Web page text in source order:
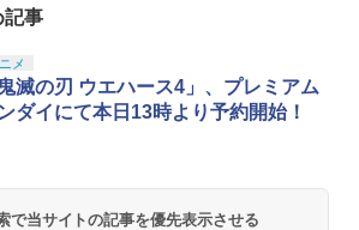
記事
メ
鬼滅の刃 ウエハース4」、プレミアム
ダイにて本日13時より予約開始！
で当サイトの記事を優先表示させる